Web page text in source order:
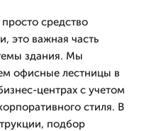
средство
это важная часть
здания. Мы
офисные лестницы в
центрах с учетом
стиля. В
подбор